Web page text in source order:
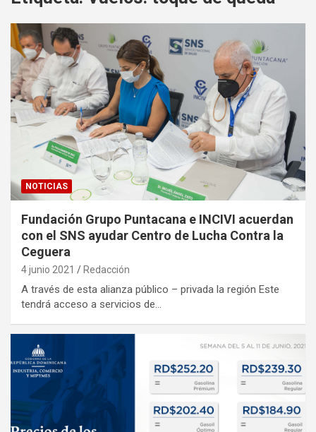
NOTICIAS
Fundación Grupo Puntacana e INCIVI acuerdan
con el SNS ayudar Centro de Lucha Contra la
Ceguera
4 junio 2021 Redacción
A través de esta alianza público – privada la región Este
tendrá acceso a servicios de…